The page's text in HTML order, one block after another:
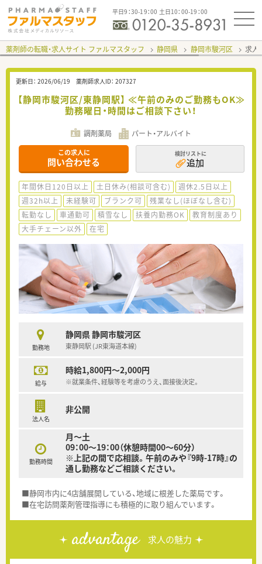
平日9：30-19：00 土日10：00-19：00
薬剤師の転職・求人サイト ファルマスタッフ 静岡県 静岡市駿河区 求人
更新日： 2026/06/19 薬剤師求人ID： 207327
【静岡市駿河区/東静岡駅】 ≪午前のみのご勤務もOK≫
勤務曜日・時間はご相談下さい！
調剤薬局 パート・アルバイト
この求人に
問い合わせる
検討リストに
追加
年間休日120日以上 土日休み(相談可含む)
週休2.5日以上
週32h以上
未経験可 ブランク可
残業なし(ほぼなし含む)
転勤なし
車通勤可 積雪なし 扶養内勤務OK
教育制度あり
大手チェーン以外
在宅
勤務地
静岡県 静岡市駿河区
東静岡駅 (JR東海道本線)
給与
時給1,800円～2,000円
※就業条件、経験等を考慮のうえ、面接後決定。
法人名
非公開
勤務時間
月～土
09：00～19：00（休憩時間00～60分）
※上記の間で応相談。午前のみや『9時-17時』の
通し勤務などご相談ください。
■静岡市内に4店舗展開している、地域に根差した薬局です。
■在宅訪問薬剤管理指導にも積極的に取り組んでいます。
advantage 求人の魅力